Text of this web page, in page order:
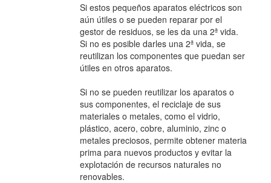
Si estos pequeños aparatos eléctricos son
aún útiles o se pueden reparar por el
gestor de residuos, se les da una 2ª vida.
Si no es posible darles una 2ª vida, se
reutilizan los componentes que puedan ser
útiles en otros aparatos.
Si no se pueden reutilizar los aparatos o
sus componentes, el reciclaje de sus
materiales o metales, como el vidrio,
plástico, acero, cobre, aluminio, zinc o
metales preciosos, permite obtener materia
prima para nuevos productos y evitar la
explotación de recursos naturales no
renovables.